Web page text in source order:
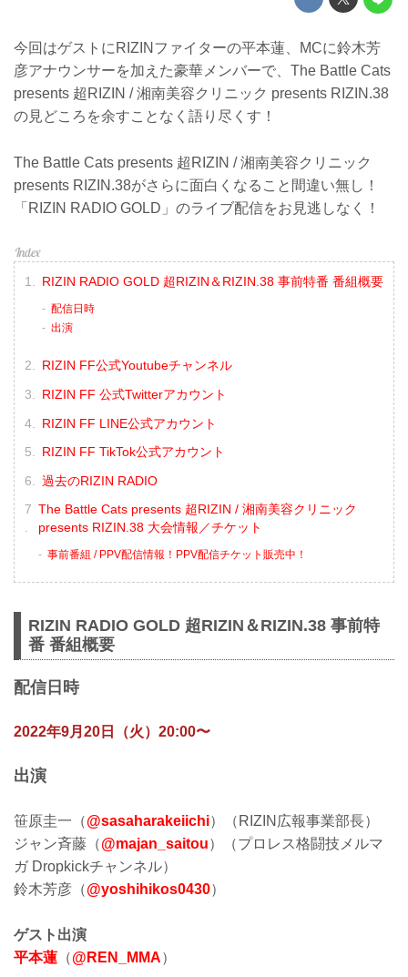
今回はゲストにRIZINファイターの平本蓮、MCに鈴木芳
彦アナウンサーを加えた豪華メンバーで、The Battle Cats
presents 超RIZIN / 湘南美容クリニック presents RIZIN.38
の見どころを余すことなく語り尽くす！
The Battle Cats presents 超RIZIN / 湘南美容クリニック
presents RIZIN.38がさらに面白くなること間違い無し！
「RIZIN RADIO GOLD」のライブ配信をお見逃しなく！
RIZIN RADIO GOLD 超RIZIN＆RIZIN.38 事前特番 番組概要
配信日時
出演
RIZIN FF公式Youtubeチャンネル
RIZIN FF 公式Twitterアカウント
RIZIN FF LINE公式アカウント
RIZIN FF TikTok公式アカウント
過去のRIZIN RADIO
The Battle Cats presents 超RIZIN / 湘南美容クリニック
presents RIZIN.38 大会情報／チケット
事前番組 / PPV配信情報！PPV配信チケット販売中！
RIZIN RADIO GOLD 超RIZIN＆RIZIN.38 事前特
番 番組概要
配信日時
2022年9月20日（火）20:00〜
出演
笹原圭一（@sasaharakeiichi）（RIZIN広報事業部長）
ジャン斉藤（@majan_saitou）（プロレス格闘技メルマ
ガ Dropkickチャンネル）
鈴木芳彦（@yoshihikos0430）
ゲスト出演
平本蓮 （@REN_MMA）